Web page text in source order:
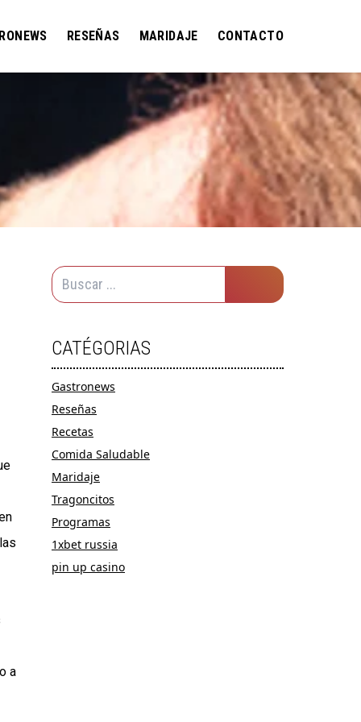
RESEÑAS MARIDAJE CONTACTO
a
CATÉGORIAS
Gastronews
Reseñas
Recetas
Comida Saludable
Maridaje
Tragoncitos
Programas
1xbet russia
pin up casino